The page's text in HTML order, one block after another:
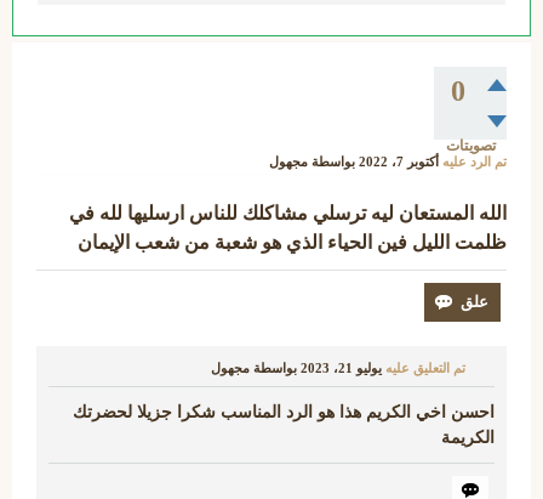
0
تصويتات
تم الرد عليه أكتوبر 7، 2022 بواسطة مجهول
الله المستعان ليه ترسلي مشاكلك للناس ارسليها لله في
ظلمت الليل فين الحياء الذي هو شعبة من شعب الإيمان
تم التعليق عليه يوليو 21، 2023 بواسطة مجهول
احسن اخي الكريم هذا هو الرد المناسب شكرا جزيلا لحضرتك
الكريمة